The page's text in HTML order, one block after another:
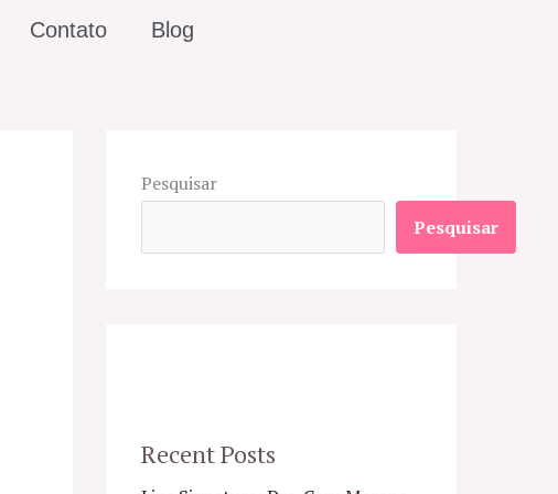
Contato Blog
Pesquisar
Pesquisar
Recent Posts